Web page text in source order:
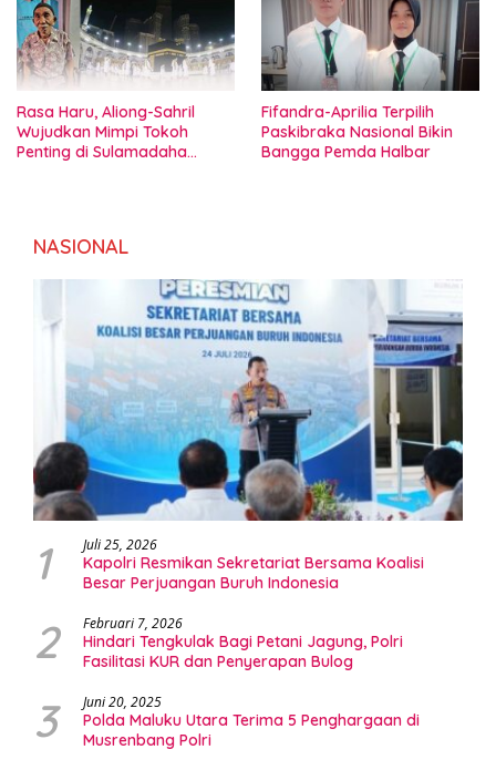
Rasa Haru, Aliong-Sahril
Wujudkan Mimpi Tokoh
Penting di Sulamadaha
Fifandra-Aprilia Terpilih
Paskibraka Nasional Bikin
Bangga Pemda Halbar
NASIONAL
1 Juli 25, 2026
Kapolri Resmikan Sekretariat Bersama Koalisi
Besar Perjuangan Buruh Indonesia
2 Februari 7, 2026
Hindari Tengkulak Bagi Petani Jagung, Polri
Fasilitasi KUR dan Penyerapan Bulog
3 Juni 20, 2025
Polda Maluku Utara Terima 5 Penghargaan di
Musrenbang Polri